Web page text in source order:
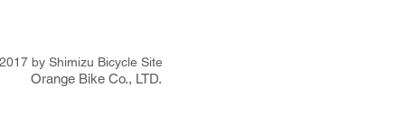
by Shimizu Bicycle Site
Orange Bike Co., LTD.